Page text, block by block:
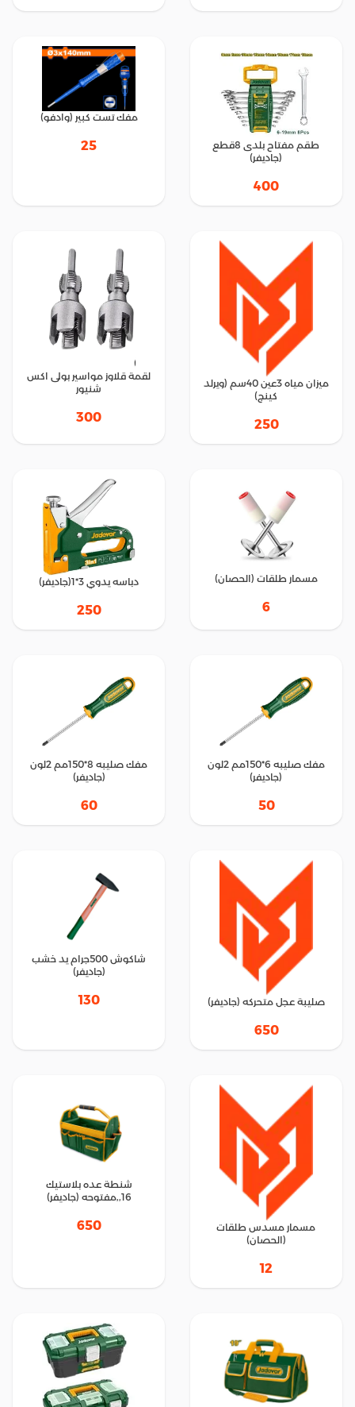
طقم مفتاح بلدى 8قطع
(جاديفر)
400
مفك تست كبير (وادفو)
25
ميزان مياه 3عين 40سم (ويرلد
كينج)
250
لقمة قلاوز مواسير بولى اكس
شنيور
300
مسمار طلقات (الحصان)
6
دباسه يدوي 3*1(جاديفر)
250
مفك صليبه 6*150مم 2لون
(جاديفر)
50
مفك صليبه 8*150مم 2لون
(جاديفر)
60
صليبة عجل متحركه (جاديفر)
650
شاكوش 500جرام يد خشب
(جاديفر)
130
مسمار مسدس طلقات
(الحصان)
12
شنطة عده بلاستيك
16,,مفتوحه (جاديفر)
650